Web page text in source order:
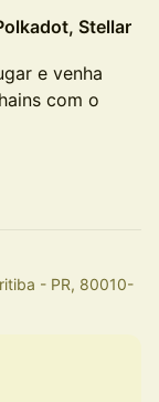
Stellar
e venha
com o
- PR, 80010-